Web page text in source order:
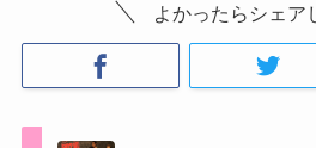
よかったらシェア